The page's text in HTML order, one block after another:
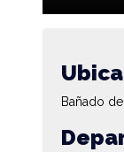
Bañado